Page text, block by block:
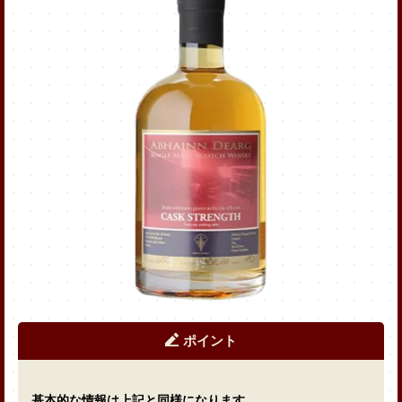
アビンジャラク ソーテルヌ
Yahoo!ショッピング
楽天市場
Amazon
LOHACO
マデイラワインカスク